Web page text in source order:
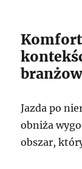
Komfort
Jazda po
obniża
obszar,